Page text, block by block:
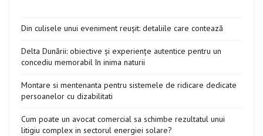
Din culisele unui eveniment reușit: detaliile care contează
Delta Dunării: obiective și experiențe autentice pentru un
concediu memorabil în inima naturii
Montare si mentenanta pentru sistemele de ridicare dedicate
persoanelor cu dizabilitati
Cum poate un avocat comercial sa schimbe rezultatul unui
litigiu complex in sectorul energiei solare?